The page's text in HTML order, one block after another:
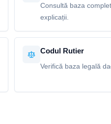
Consultă baza
explicații.
Codul Rutier
Verifică baza legală